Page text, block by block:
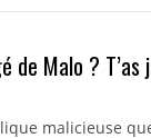
de Malo ?
malicieuse